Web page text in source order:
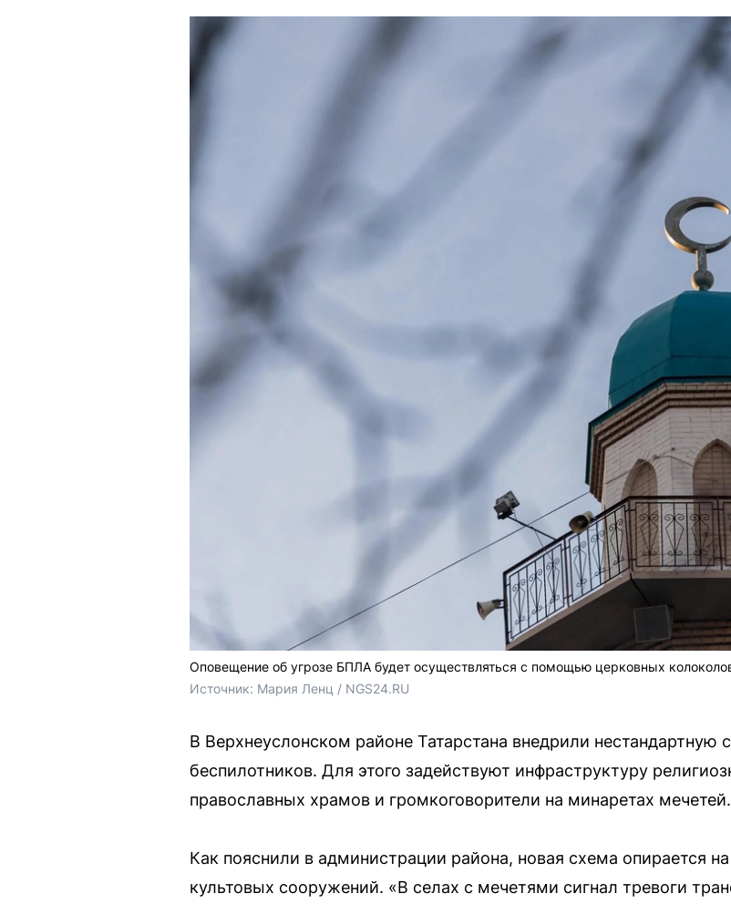
Оповещение об угрозе БПЛА будет осуществляться с помощью церковных
Источник: Мария Ленц / NGS24.RU
В Верхнеуслонском районе Татарстана внедрили нестандартную
беспилотников. Для этого задействуют инфраструктуру
православных храмов и громкоговорители на минаретах мечетей.
Как пояснили в администрации района, новая схема опирается
культовых сооружений. «В селах с мечетями сигнал тревоги